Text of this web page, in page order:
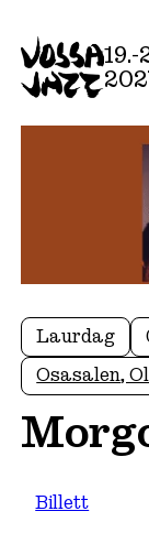
19.-
Laurdag
Osasalen,
Billett